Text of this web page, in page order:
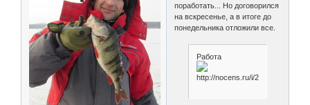
поработать... Но договорился
на вскресенье, а в итоге до
понедельника отложили все.
Работа